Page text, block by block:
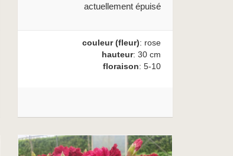
actuellement épuisé
couleur (fleur): rose
hauteur: 30 cm
floraison: 5-10